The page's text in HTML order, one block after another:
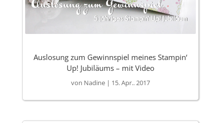
Auslosung zum Gewinnspiel meines Stampin‘
Up! Jubiläums – mit Video
von Nadine| 15. Apr.. 2017